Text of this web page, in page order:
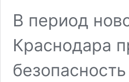
В период
Краснодара